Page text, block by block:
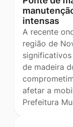
intensas
A recente
região de
de madeira
afetar a
Prefeitura